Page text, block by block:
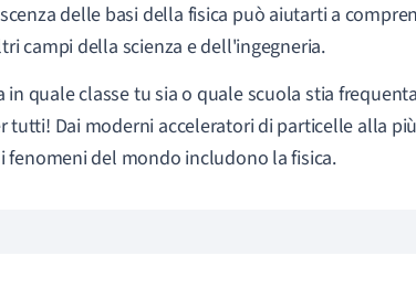
delle basi della fisica può aiutarti a
campi della scienza e dell'ingegneria.
in quale classe tu sia o quale scuola stia
tutti! Dai moderni acceleratori di particelle alla
fenomeni del mondo includono la fisica.